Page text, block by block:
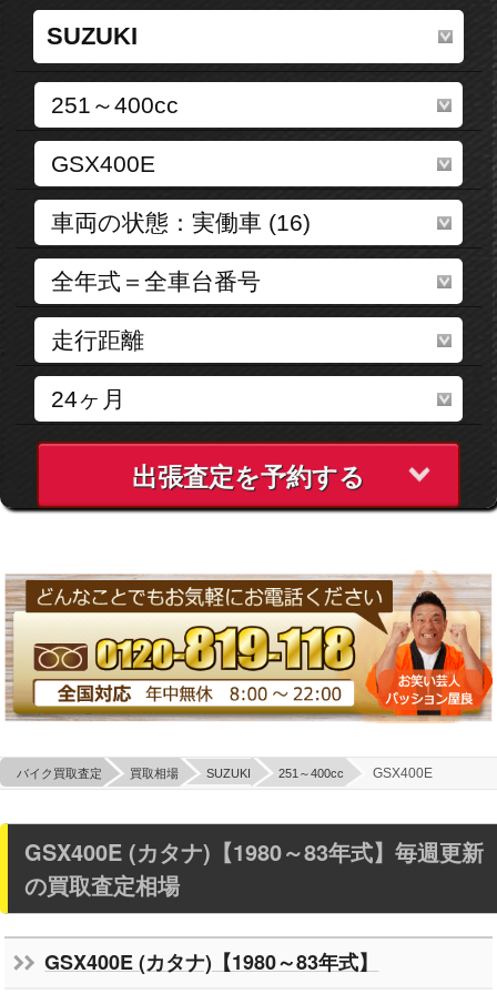
出張査定を予約する
バイク買取査定 買取相場 SUZUKI 251～400cc GSX400E
GSX400E (カタナ)【1980～83年式】毎週更新
の買取査定相場
GSX400E (カタナ)【1980～83年式】